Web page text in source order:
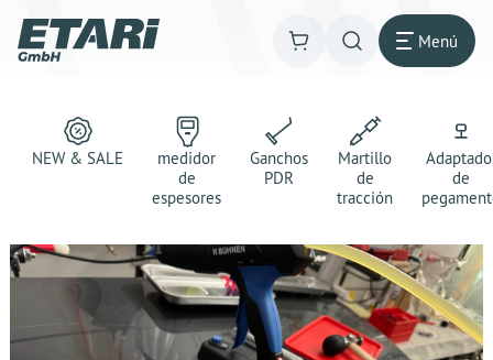
Menú
NEW & SALE
medidor
de
espesores
Ganchos
PDR
Martillo
de
tracción
de